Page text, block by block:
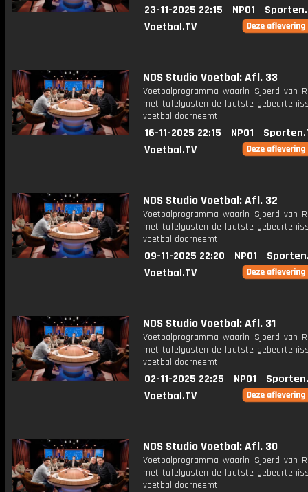
23-11-2025 22:15 NPO1
Voetbal.TV
NOS Studio Voetbal: Afl. 33
Voetbalprogramma waarin Sjoerd van
met tafelgasten de laatste
voetbal doorneemt.
16-11-2025 22:15 NPO1
Voetbal.TV
NOS Studio Voetbal: Afl. 32
Voetbalprogramma waarin Sjoerd van
met tafelgasten de laatste
voetbal doorneemt.
09-11-2025 22:20 NPO1
Voetbal.TV
NOS Studio Voetbal: Afl. 31
Voetbalprogramma waarin Sjoerd van
met tafelgasten de laatste
voetbal doorneemt.
02-11-2025 22:25 NPO1
Voetbal.TV
NOS Studio Voetbal: Afl. 30
Voetbalprogramma waarin Sjoerd van
met tafelgasten de laatste
voetbal doorneemt.